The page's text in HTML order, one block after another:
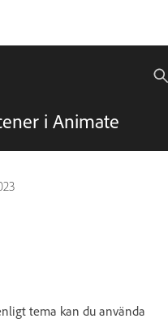
i Animate
tema kan du använda